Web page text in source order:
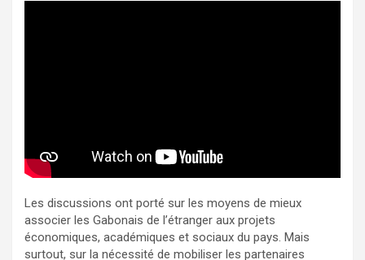
Les discussions ont porté sur les moyens de mieux
associer les Gabonais de l’étranger aux projets
économiques, académiques et sociaux du pays. Mais
surtout, sur la nécessité de mobiliser les partenaires